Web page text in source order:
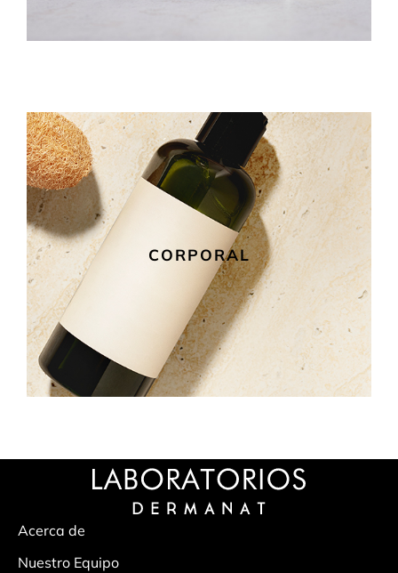
CORPORAL
Acerca de
Nuestro Equipo